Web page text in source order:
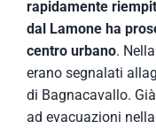
rapidamente
dal Lamone ha
centro urbano.
erano segnalati
di Bagnacavallo.
ad evacuazioni